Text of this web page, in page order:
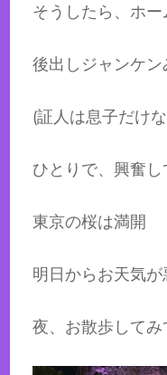
そうしたら、ホー
後出しジャンケン
(証人は息子だけ
ひとりで、興奮
東京の桜は満開
明日からお天気が
夜、お散歩してみ